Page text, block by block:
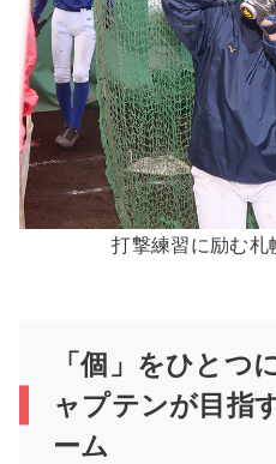
打撃練習に励む札
「個」をひと
ャプテンが目指
ーム